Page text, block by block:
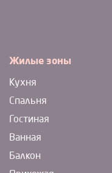
Жилые зоны
Кухня
Спальня
Гостиная
Ванная
Балкон